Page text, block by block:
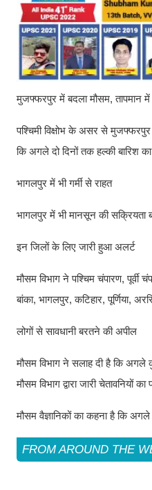
मुजफ्फरपुर में बदला मौसम, तापमान में
पश्चिमी विक्षोभ के असर से
कि अगले दो दिनों तक हल्की बारिश
भागलपुर में भी गर्मी से राहत
भागलपुर में भी मानसून की सक्रियता
इन जिलों के लिए जारी हुआ अलर्ट
मौसम विभाग ने पश्चिम चंपारण,
बांका, भागलपुर, कटिहार, पूर्णिया,
लोगों से सावधानी बरतने की अपील
मौसम विभाग ने सलाह दी है कि
मौसम विभाग द्वारा जारी चेतावनियों
मौसम वैज्ञानिकों का कहना है कि
FROM AROUND THE